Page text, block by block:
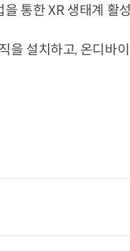
통한 XR 생태계 활
설치하고, 온디바